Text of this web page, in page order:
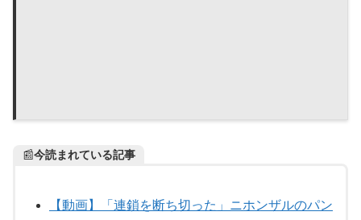
📰今読まれている記事
【動画】「連鎖を断ち切った」ニホンザルのパン